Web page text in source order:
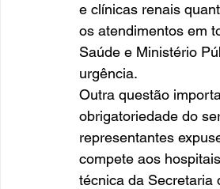
e clínicas renais
os atendimentos em
Saúde e Ministério
urgência.
Outra questão
obrigatoriedade do
representantes
compete aos
técnica da Secretaria